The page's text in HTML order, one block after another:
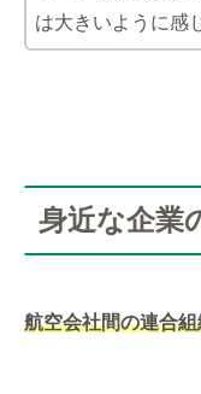
は大きいように感
身近な企業
航空会社間の連合